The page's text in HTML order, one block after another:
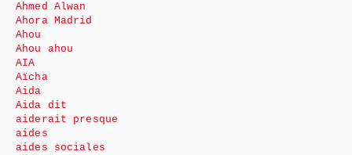
Ahmed Alwan
Ahora Madrid
Ahou
Ahou ahou
AIA
Aïcha
Aida
Aida dit
aiderait presque
aides
aides sociales